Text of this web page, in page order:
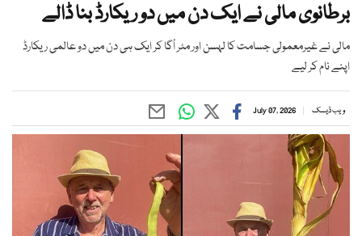
برطانوی مالی نے ایک دن میں دو ریکارڈ بنا ڈالے
مالی نے غیرمعمولی جسامت کا لہسن اور مٹر اُگا کر ایک ہی دن میں دو عالمی ریکارڈ
اپنے نام کر لیے
ویب ڈیسک July 07, 2026